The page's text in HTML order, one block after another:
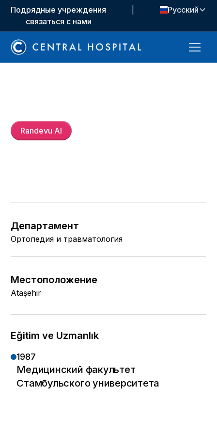
Подрядные учреждения
связаться с нами
Русский
Randevu Al
Департамент
Ортопедия и травматология
Местоположение
Ataşehir
Eğitim ve Uzmanlık
1987
Медицинский факультет
Стамбульского университета